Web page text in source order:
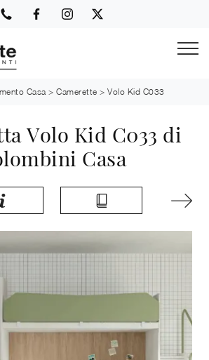
Casa >Camerette >Volo Kid C033
Volo Kid C033 di
Casa